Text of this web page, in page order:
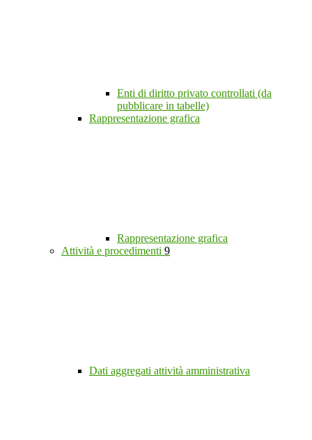
Enti di diritto privato controllati (da
pubblicare in tabelle)
Rappresentazione grafica
Rappresentazione grafica
Attività e procedimenti 9
Dati aggregati attività amministrativa